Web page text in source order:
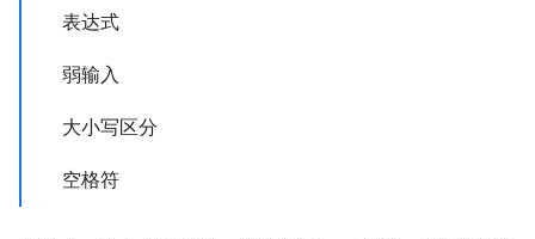
表达式
弱输入
大小写区分
空格符